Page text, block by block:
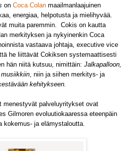
on Coca Colan maailmanlaajuinen
energiaa, helpotusta ja mielihyvää.
muita paremmin. Cokis on kautta
merkityksen ja nykyinenkin Coca
vastaava johtaja, executive vice
he liittävät Cokiksen systemaattisesti
hän niitä kutsuu, nimittäin: Jalkapalloon,
, niin ja siihen merkitys- ja
kehitykseen.
menestyvät palveluyritykset ovat
Gilmoren evoluutiokaaressa eteenpäin
kokemus- ja elämystaloutta.